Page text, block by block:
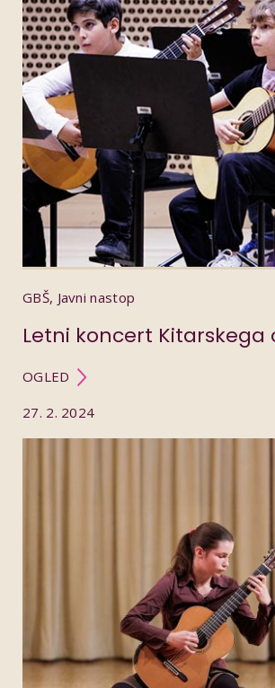
GBŠ, Javni nastop
Letni koncert Kitarskega
OGLED
27. 2. 2024